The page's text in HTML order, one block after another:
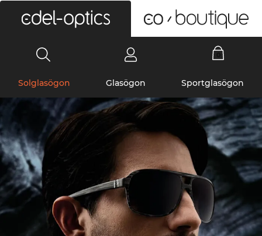
Solglasögon Glasögon Sportglasögon